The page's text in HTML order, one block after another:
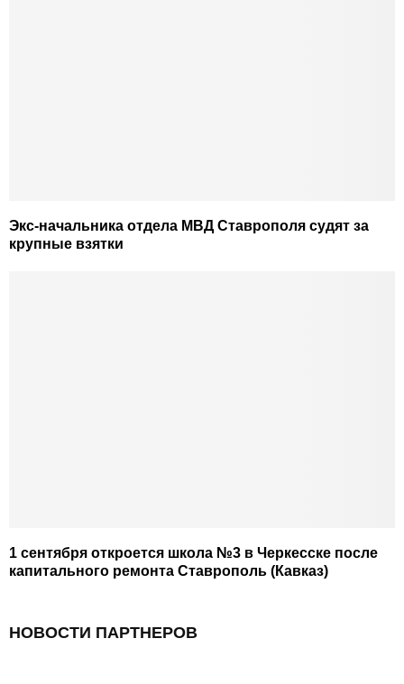
Экс-начальника отдела МВД Ставрополя судят за
крупные взятки
1 сентября откроется школа №3 в Черкесске после
капитального ремонта Ставрополь (Кавказ)
НОВОСТИ ПАРТНЕРОВ